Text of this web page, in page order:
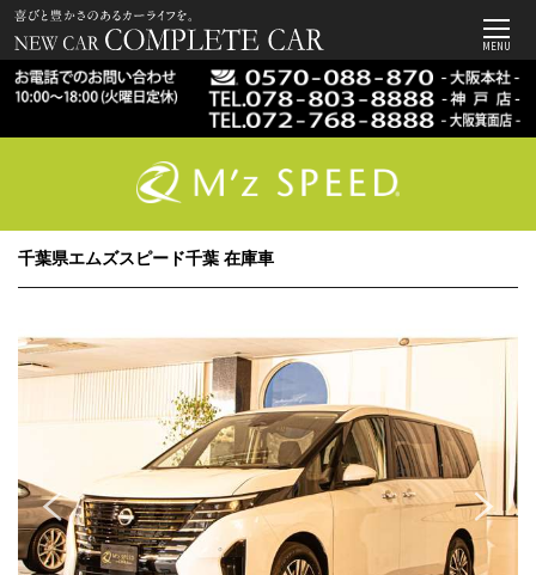
MENU
千葉県エムズスピード千葉 在庫車